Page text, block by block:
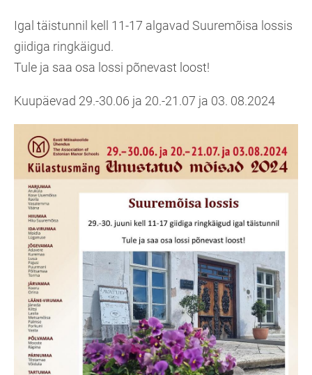
Igal täistunnil kell 11-17 algavad Suuremõisa lossis
giidiga ringkäigud.
Tule ja saa osa lossi põnevast loost!
Kuupäevad 29.-30.06 ja 20.-21.07 ja 03. 08.2024